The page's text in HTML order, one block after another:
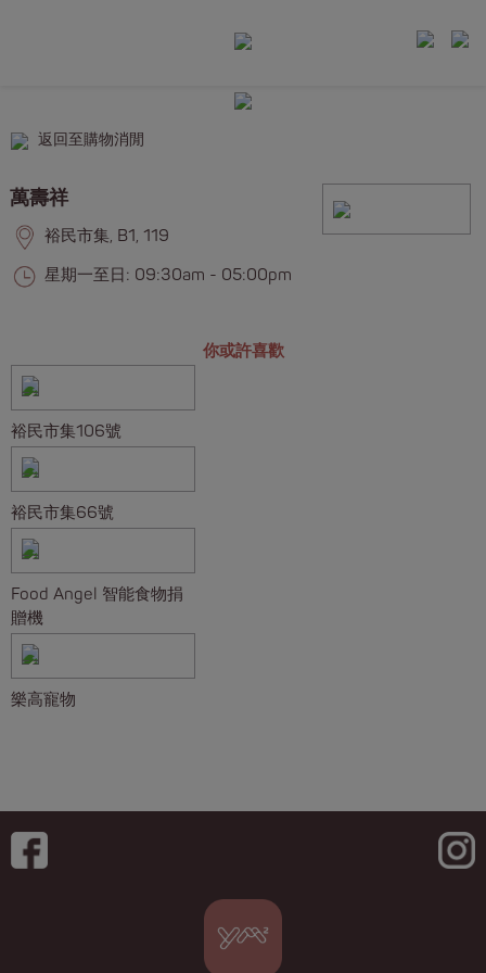
返回至購物消閒
萬壽祥
裕民市集, B1, 119
星期一至日: 09:30am - 05:00pm
你或許喜歡
裕民市集106號
裕民市集66號
Food Angel 智能食物捐
贈機
樂高寵物